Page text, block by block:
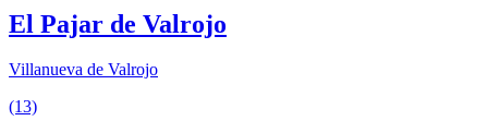
El Pajar de Valrojo
Villanueva de Valrojo
(13)